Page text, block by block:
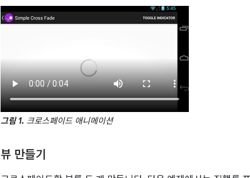
그림 1. 크로스페이드 애니메이션
뷰 만들기